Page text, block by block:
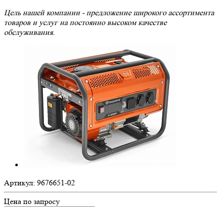
Цель нашей компании - предложение широкого ассортимента
товаров и услуг на постоянно высоком качестве
обслуживания.
Артикул: 9676651-02
Цена по запросу